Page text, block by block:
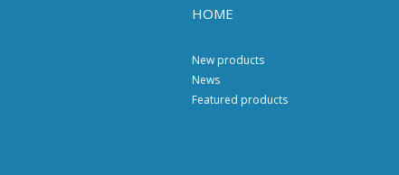
HOME
New products
News
Featured products